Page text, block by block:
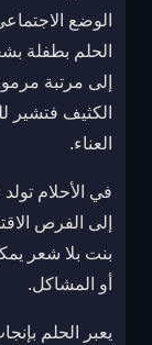
الوضع
الحلم بطفلة
إلى مرتبة
الكثيف فتشير
العناء.
في الأحلام
إلى الفرص
بنت بلا شعر
أو المشاكل.
يعبر الحلم